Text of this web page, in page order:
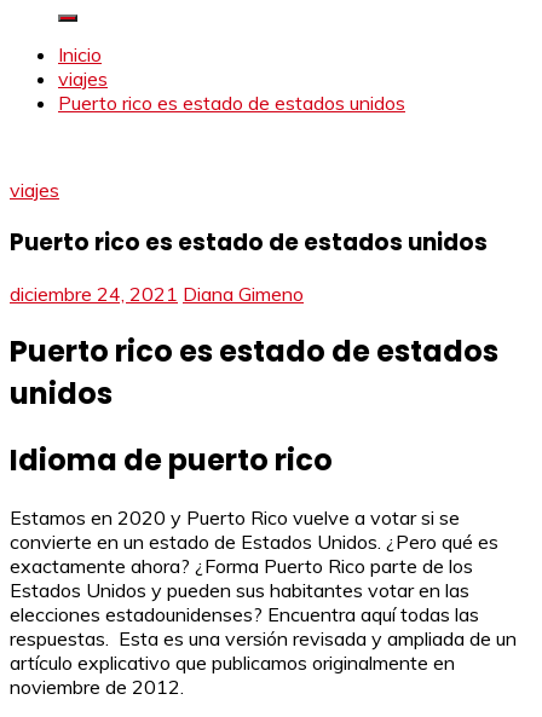
Inicio
viajes
Puerto rico es estado de estados unidos
viajes
Puerto rico es estado de estados unidos
diciembre 24, 2021 Diana Gimeno
Puerto rico es estado de estados
unidos
Idioma de puerto rico
Estamos en 2020 y Puerto Rico vuelve a votar si se
convierte en un estado de Estados Unidos. ¿Pero qué es
exactamente ahora? ¿Forma Puerto Rico parte de los
Estados Unidos y pueden sus habitantes votar en las
elecciones estadounidenses? Encuentra aquí todas las
respuestas. Esta es una versión revisada y ampliada de un
artículo explicativo que publicamos originalmente en
noviembre de 2012.